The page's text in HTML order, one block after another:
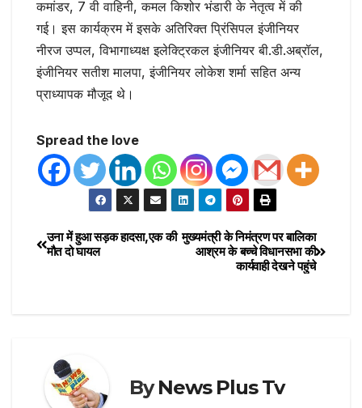
कमांडर, 7 वी वाहिनी, कमल किशोर भंडारी के नेतृत्व में की
गई। इस कार्यक्रम में इसके अतिरिक्त प्रिंसिपल इंजीनियर
नीरज उप्पल, विभागाध्यक्ष इलेक्ट्रिकल इंजीनियर बी.डी.अब्रॉल,
इंजीनियर सतीश मालपा, इंजीनियर लोकेश शर्मा सहित अन्य
प्राध्यापक मौजूद थे।
Spread the love
मुख्यमंत्री के निमंत्रण पर बालिका
आश्रम के बच्चे विधानसभा की
कार्यवाही देखने पहुंचे
उना में हुआ सड़क हादसा,एक की
मौत दो घायल
ByNews Plus Tv